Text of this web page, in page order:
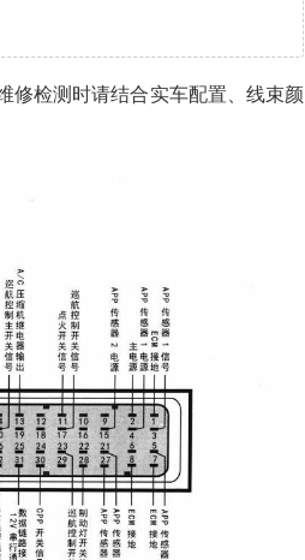
检测时请结合实车配置、线束颜